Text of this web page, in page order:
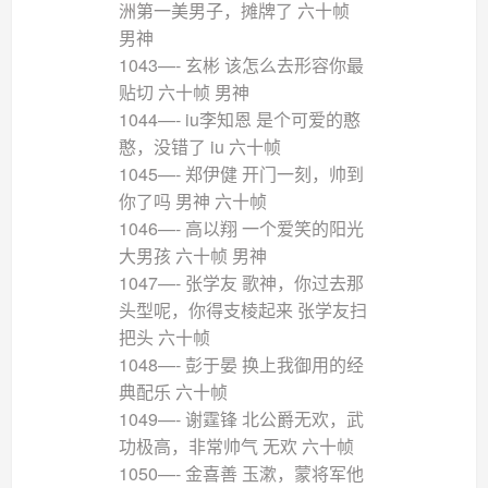
洲第一美男子，摊牌了 六十帧
男神
1043—- 玄彬 该怎么去形容你最
贴切 六十帧 男神
1044—- iu李知恩 是个可爱的憨
憨，没错了 iu 六十帧
1045—- 郑伊健 开门一刻，帅到
你了吗 男神 六十帧
1046—- 高以翔 一个爱笑的阳光
大男孩 六十帧 男神
1047—- 张学友 歌神，你过去那
头型呢，你得支棱起来 张学友扫
把头 六十帧
1048—- 彭于晏 换上我御用的经
典配乐 六十帧
1049—- 谢霆锋 北公爵无欢，武
功极高，非常帅气 无欢 六十帧
1050—- 金喜善 玉漱，蒙将军他